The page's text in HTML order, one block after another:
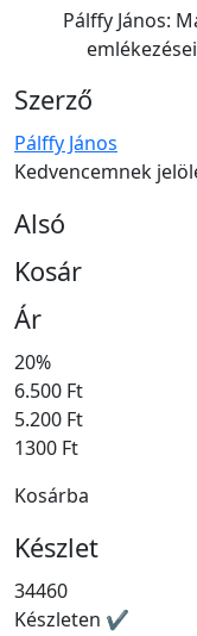
Pálffy János:
Szerző
Pálffy János
Kedvencemnek
Alsó
Kosár
Ár
20%
6.500 Ft
5.200 Ft
1300 Ft
Kosárba
Készlet
34460
Készleten ✔